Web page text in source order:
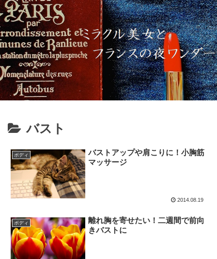
バスト
ボディ
バストアップや肩こりに！小胸筋
マッサージ
2014.08.19
ボディ
離れ胸を寄せたい！二週間で前向
きバストに